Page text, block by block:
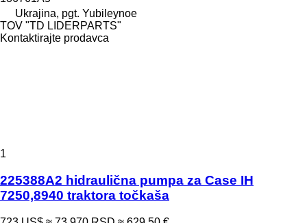
Ukrajina, pgt. Yubileynoe
TOV "TD LIDERPARTS"
Kontaktirajte prodavca
1
225388A2 hidraulična pumpa za Case IH
7250,8940 traktora točkaša